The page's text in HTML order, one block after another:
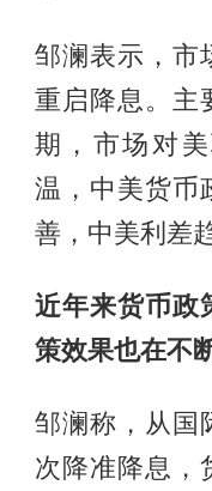
邹澜表示，市
重启降息。主
期，市场对
温，中美货币
善，中美利差
近年来货币政
策效果也在不
邹澜称，从国
次降准降息，